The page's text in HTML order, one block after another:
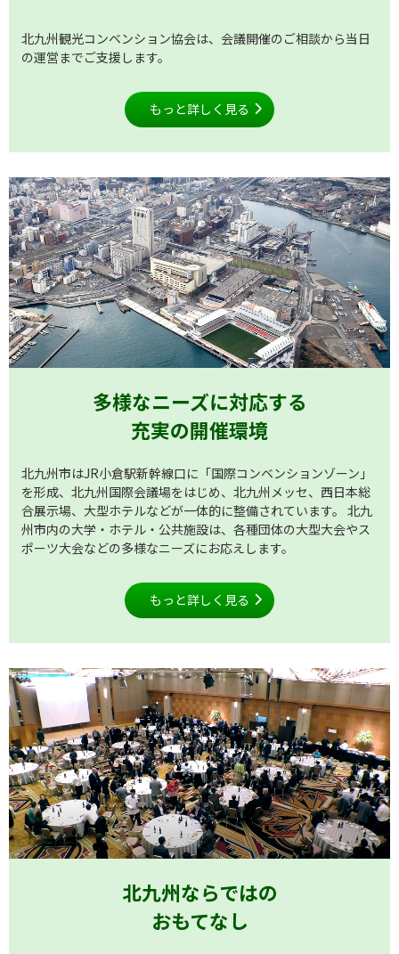
北九州観光コンベンション協会は、会議開催のご相談から当日
の運営までご支援します。
もっと詳しく見る
多様なニーズに対応する
充実の開催環境
北九州市はJR小倉駅新幹線口に「国際コンベンションゾーン」
を形成、北九州国際会議場をはじめ、北九州メッセ、西日本総
合展示場、大型ホテルなどが一体的に整備されています。 北九
州市内の大学・ホテル・公共施設は、各種団体の大型大会やス
ポーツ大会などの多様なニーズにお応えします。
もっと詳しく見る
北九州ならではの
おもてなし